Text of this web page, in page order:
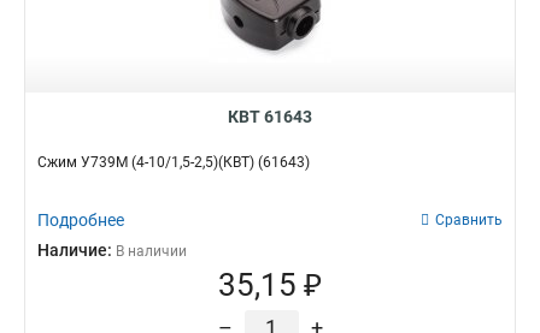
КВТ 61643
Сжим У739М (4-10/1,5-2,5)(КВТ) (61643)
Подробнее Сравнить
Наличие: В наличии
35,15 ₽
– +